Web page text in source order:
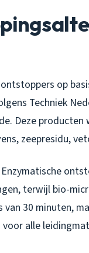
op
Techniek
Deze
zeepresidu,
terwijl bio-
30 minuten,
alle